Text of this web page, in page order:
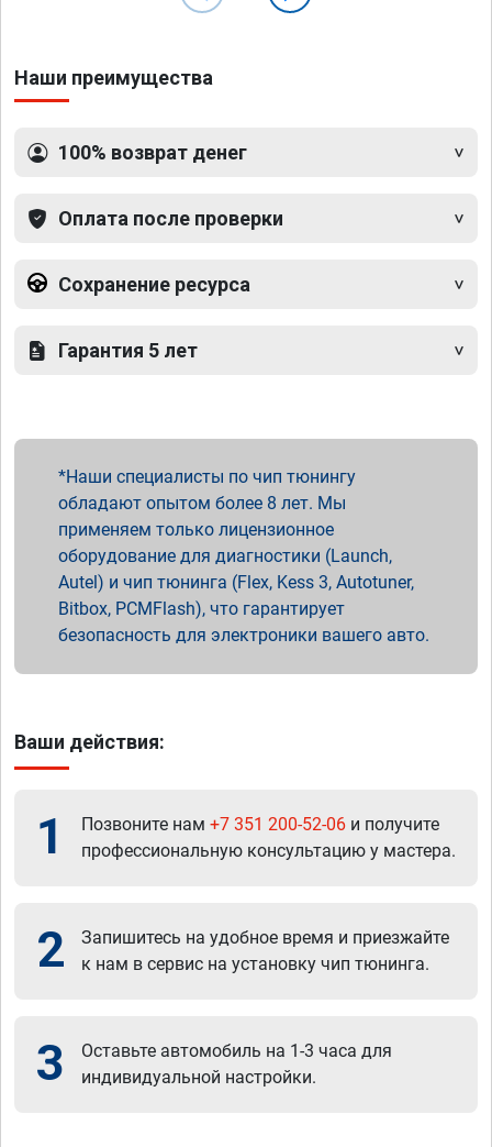
Наши преимущества
100% возврат денег
Оплата после проверки
Сохранение ресурса
Гарантия 5 лет
Наши специалисты по чип тюнингу
обладают опытом более 8 лет. Мы
применяем только лицензионное
оборудование для диагностики (Launch,
Autel) и чип тюнинга (Flex, Kess 3, Autotuner,
Bitbox, PCMFlash), что гарантирует
безопасность для электроники вашего авто.
Ваши действия:
1 Позвоните нам +7 351 200-52-06 и получите
профессиональную консультацию у мастера.
2
Запишитесь на удобное время и приезжайте
к нам в сервис на установку чип тюнинга.
3
Оставьте автомобиль на 1-3 часа для
индивидуальной настройки.